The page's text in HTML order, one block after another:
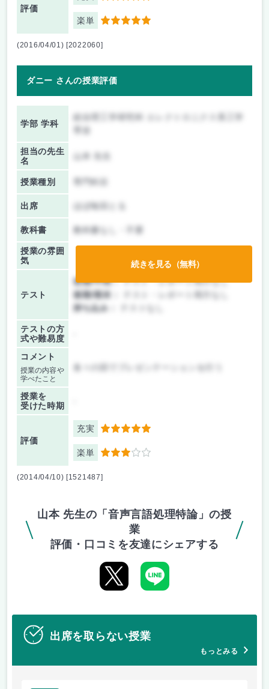
評価
楽単 5
(2016/04/01) [2022060]
ダニー さんの授業評価
学部 学科
担当の先生
名
授業種別
出席 ほぼ毎回とる
教科書 教科書なし・不要
授業の雰囲
気
テスト
前期/中間：テスト・レポート両方なし
後期/期末：
持ち込み：
テストの方
式や難易度
コメント
授業の内容や
学べたこと
授業を
受けた時期
評価
充実 5
楽単 3
続きを見る（無料）
(2014/04/10) [1521487]
山本 先生の「音声言語処理特論」の授
業
評価・口コミを友達にシェアする
出席を取らない授業
もっとみる